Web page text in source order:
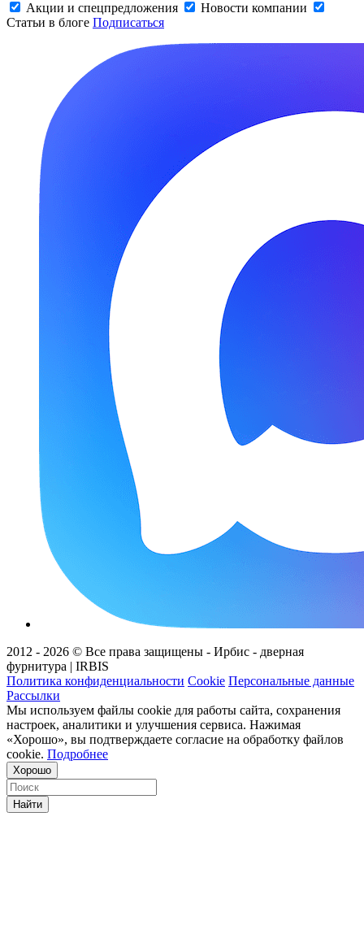
Акции и спецпредложения
Новости компании
Статьи в блоге Подписаться
2012 - 2026 © Все права защищены - Ирбис - дверная
фурнитура | IRBIS
Политика конфиденциальности Cookie Персональные данные
Рассылки
Мы используем файлы cookie для работы сайта, сохранения
настроек, аналитики и улучшения сервиса. Нажимая
«Хорошо», вы подтверждаете согласие на обработку файлов
cookie. Подробнее
Хорошо
Найти